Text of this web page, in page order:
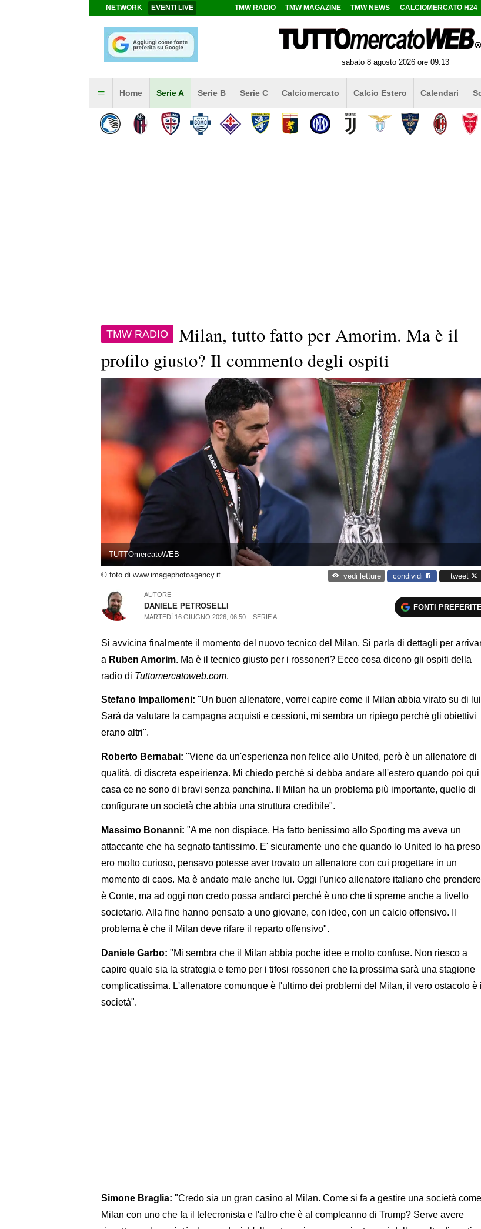
NETWORK EVENTI LIVE TMW RADIO TMW MAGAZINE TMW NEWS CALCIOMERCATO H24
sabato 8 agosto 2026 ore 09:13
Home Serie A Serie B Serie C Calciomercato Calcio Estero Calendari
TMW RADIO
Milan, tutto fatto per Amorim. Ma è il
profilo giusto? Il commento degli ospiti
TUTTOmercatoWEB
© foto di www.imagephotoagency.it vedi letture condividi tweet
AUTORE
DANIELE PETROSELLI
MARTEDÌ 16 GIUGNO 2026, 06:50 SERIE A
FONTI PREFERITE
Si avvicina finalmente il momento del nuovo tecnico del Milan. Si parla di dettagli per
a Ruben Amorim. Ma è il tecnico giusto per i rossoneri? Ecco cosa dicono gli ospiti della
radio di Tuttomercatoweb.com.
Stefano Impallomeni: "Un buon allenatore, vorrei capire come il Milan abbia virato su di
Sarà da valutare la campagna acquisti e cessioni, mi sembra un ripiego perché gli obiettivi
erano altri".
Roberto Bernabai: "Viene da un'esperienza non felice allo United, però è un allenatore di
qualità, di discreta espeirienza. Mi chiedo perchè si debba andare all'estero quando poi qui
casa ce ne sono di bravi senza panchina. Il Milan ha un problema più importante, quello di
configurare un società che abbia una struttura credibile".
Massimo Bonanni: "A me non dispiace. Ha fatto benissimo allo Sporting ma aveva un
attaccante che ha segnato tantissimo. E' sicuramente uno che quando lo United lo ha preso
ero molto curioso, pensavo potesse aver trovato un allenatore con cui progettare in un
momento di caos. Ma è andato male anche lui. Oggi l'unico allenatore italiano che
è Conte, ma ad oggi non credo possa andarci perché è uno che ti spreme anche a livello
societario. Alla fine hanno pensato a uno giovane, con idee, con un calcio offensivo. Il
problema è che il Milan deve rifare il reparto offensivo".
Daniele Garbo: "Mi sembra che il Milan abbia poche idee e molto confuse. Non riesco a
capire quale sia la strategia e temo per i tifosi rossoneri che la prossima sarà una stagione
complicatissima. L'allenatore comunque è l'ultimo dei problemi del Milan, il vero ostacolo è
società".
Simone Braglia: "Credo sia un gran casino al Milan. Come si fa a gestire una società come
Milan con uno che fa il telecronista e l'altro che è al compleanno di Trump? Serve avere